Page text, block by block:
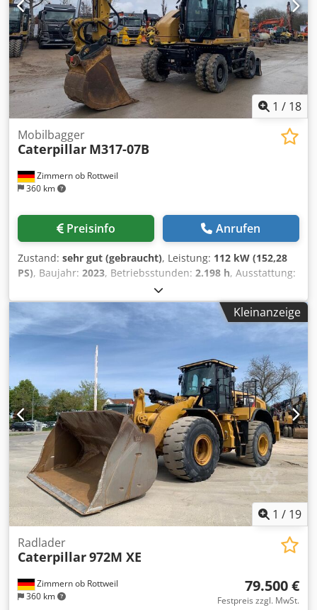
1 / 18
Zimmern ob Rottweil
360 km
Mobilbagger
Caterpillar M317-07B
Preisinfo Anrufen
Zustand: sehr gut (gebraucht), Leistung: 112 kW (152,28
PS), Baujahr: 2023, Betriebsstunden: 2.198 h, Ausstattung:
, CATERPILLAR M317-07B Baujahr 2023
Betriebsstunden 2.198 std. Geschlossene Kabine
Klimaanlage Radio Rück- und Seitenkamera
Verstellausleger Stiel: 2,50m. Vollverrohrung (Hammer-,
Greifer-, Schere-) Dwsdpfx Asyi Tp Noiisa Schnellwechsler
OQ70/55 1 x Löffel Zentralschmieranlage Reifengröße:
10.00-20 ca. 40% erhalten Schildabstützung Motor mit
112kW CE Betriebsgewicht: 18.4 to.
Kleinanzeige
1 / 19
Zimmern ob Rottweil
360 km
Radlader
Caterpillar972M XE
79.500 €
Festpreis zzgl. MwSt.